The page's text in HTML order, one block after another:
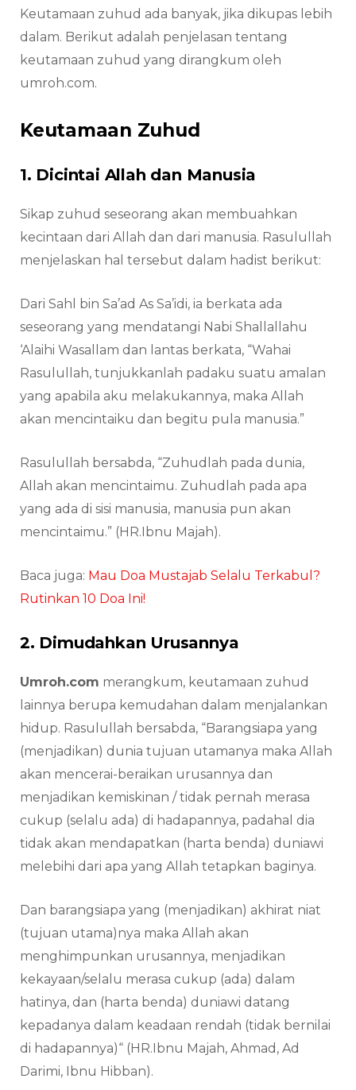
Keutamaan zuhud ada banyak, jika dikupas lebih
dalam. Berikut adalah penjelasan tentang
keutamaan zuhud yang dirangkum oleh
umroh.com.
Keutamaan Zuhud
1. Dicintai Allah dan Manusia
Sikap zuhud seseorang akan membuahkan
kecintaan dari Allah dan dari manusia. Rasulullah
menjelaskan hal tersebut dalam hadist berikut:
Dari Sahl bin Sa’ad As Sa’idi, ia berkata ada
seseorang yang mendatangi Nabi Shallallahu
‘Alaihi Wasallam dan lantas berkata, “Wahai
Rasulullah, tunjukkanlah padaku suatu amalan
yang apabila aku melakukannya, maka Allah
akan mencintaiku dan begitu pula manusia.”
Rasulullah bersabda, “Zuhudlah pada dunia,
Allah akan mencintaimu. Zuhudlah pada apa
yang ada di sisi manusia, manusia pun akan
mencintaimu.” (HR.Ibnu Majah).
Baca juga: Mau Doa Mustajab Selalu Terkabul?
Rutinkan 10 Doa Ini!
2. Dimudahkan Urusannya
Umroh.com merangkum, keutamaan zuhud
lainnya berupa kemudahan dalam menjalankan
hidup. Rasulullah bersabda, “Barangsiapa yang
(menjadikan) dunia tujuan utamanya maka Allah
akan mencerai-beraikan urusannya dan
menjadikan kemiskinan / tidak pernah merasa
cukup (selalu ada) di hadapannya, padahal dia
tidak akan mendapatkan (harta benda) duniawi
melebihi dari apa yang Allah tetapkan baginya.
Dan barangsiapa yang (menjadikan) akhirat niat
(tujuan utama)nya maka Allah akan
menghimpunkan urusannya, menjadikan
kekayaan/selalu merasa cukup (ada) dalam
hatinya, dan (harta benda) duniawi datang
kepadanya dalam keadaan rendah (tidak bernilai
di hadapannya)“ (HR.Ibnu Majah, Ahmad, Ad
Darimi, Ibnu Hibban).